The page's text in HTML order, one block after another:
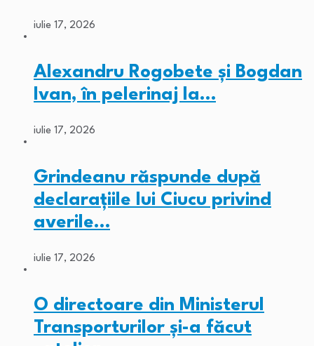
iulie 17, 2026
Alexandru Rogobete și Bogdan
Ivan, în pelerinaj la…
iulie 17, 2026
Grindeanu răspunde după
declarațiile lui Ciucu privind
averile…
iulie 17, 2026
O directoare din Ministerul
Transporturilor și-a făcut